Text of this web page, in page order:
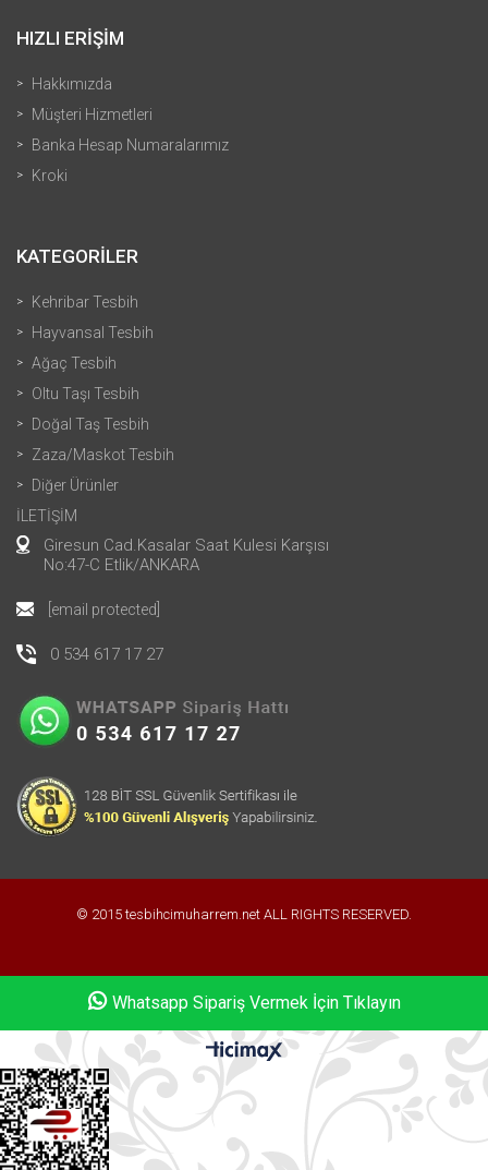
Whatsapp Sipariş Vermek İçin Tıklayın
HIZLI ERİŞİM
Hakkımızda
Müşteri Hizmetleri
Banka Hesap Numaralarımız
Kroki
KATEGORİLER
Kehribar Tesbih
Hayvansal Tesbih
Ağaç Tesbih
Oltu Taşı Tesbih
Doğal Taş Tesbih
Zaza/Maskot Tesbih
Diğer Ürünler
İLETİŞİM
Giresun Cad.Kasalar Saat Kulesi Karşısı
No:47-C Etlik/ANKARA
[email protected]
0 534 617 17 27
© 2015 tesbihcimuharrem.net ALL RIGHTS RESERVED.
Whatsapp Sipariş Vermek İçin Tıklayın